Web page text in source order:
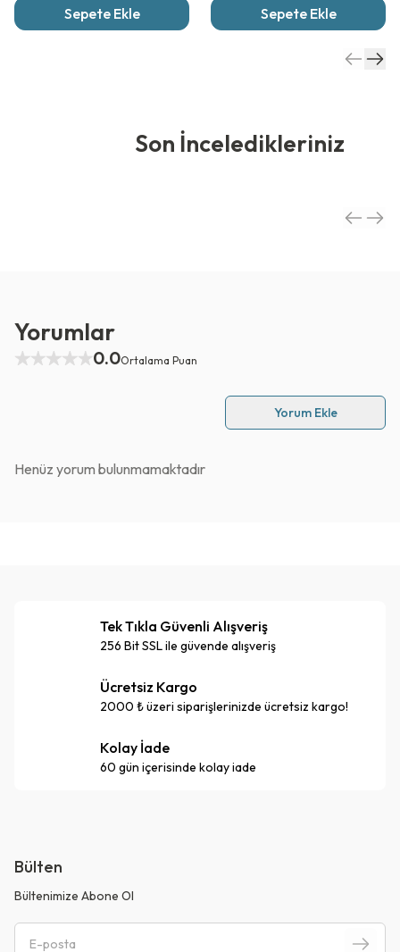
Sepete Ekle Sepete Ekle
Son İnceledikleriniz
Yorumlar
0.0Ortalama Puan
Yorum Ekle
Henüz yorum bulunmamaktadır
Tek Tıkla Güvenli Alışveriş
256 Bit SSL ile güvende alışveriş
Ücretsiz Kargo
2000 ₺ üzeri siparişlerinizde ücretsiz kargo!
Kolay İade
60 gün içerisinde kolay iade
Bülten
Bültenimize Abone Ol